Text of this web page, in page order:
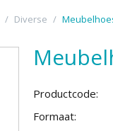
/ Diverse /
Productcode:
Formaat: